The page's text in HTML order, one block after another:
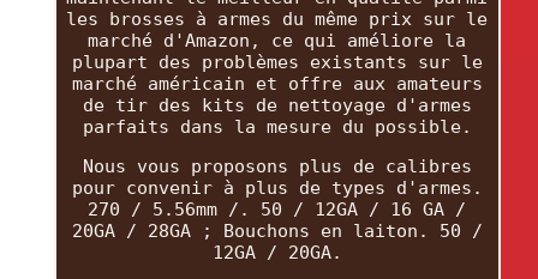
les brosses à armes du même prix sur le
marché d'Amazon, ce qui améliore la
plupart des problèmes existants sur le
marché américain et offre aux amateurs
de tir des kits de nettoyage d'armes
parfaits dans la mesure du possible.
Nous vous proposons plus de calibres
pour convenir à plus de types d'armes.
270 / 5.56mm /. 50 / 12GA / 16 GA /
20GA / 28GA ; Bouchons en laiton. 50 /
12GA / 20GA.